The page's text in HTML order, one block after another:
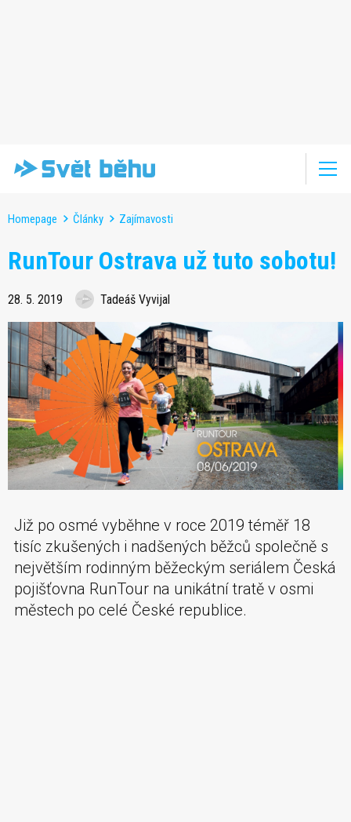
Homepage Články Zajímavosti
RunTour Ostrava už tuto sobotu!
28. 5. 2019 Tadeáš Vyvijal
Již po osmé vyběhne v roce 2019 téměř 18
tisíc zkušených i nadšených běžců společně s
největším rodinným běžeckým seriálem Česká
pojišťovna RunTour na unikátní tratě v osmi
městech po celé České republice.